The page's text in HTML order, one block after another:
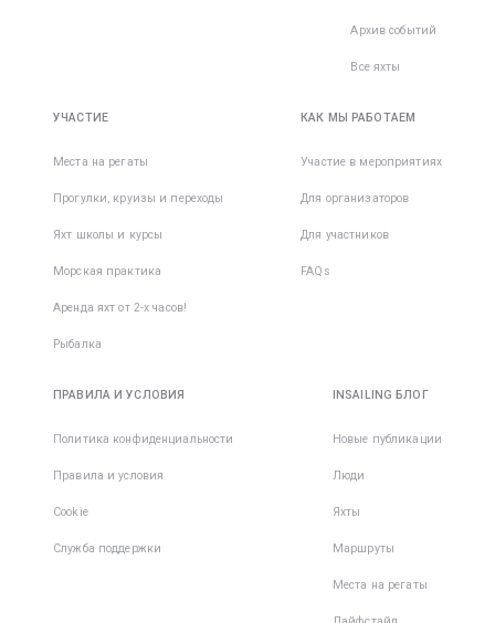
Архив событий
Все яхты
УЧАСТИЕ
Места на регаты
Прогулки, круизы и переходы
Яхт школы и курсы
Морская практика
Аренда яхт от 2-х часов!
Рыбалка
КАК МЫ РАБОТАЕМ
Участие в мероприятиях
Для организаторов
Для участников
FAQs
ПРАВИЛА И УСЛОВИЯ
Политика конфиденциальности
Правила и условия
Cookie
Служба поддержки
INSAILING БЛОГ
Новые публикации
Люди
Яхты
Маршруты
Места на регаты